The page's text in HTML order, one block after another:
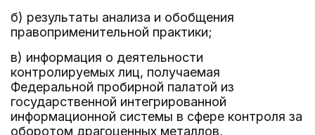
б) результаты анализа и обобщения
правоприменительной практики;
в) информация о деятельности
контролируемых лиц, получаемая
Федеральной пробирной палатой из
государственной интегрированной
информационной системы в сфере контроля за
оборотом драгоценных металлов,